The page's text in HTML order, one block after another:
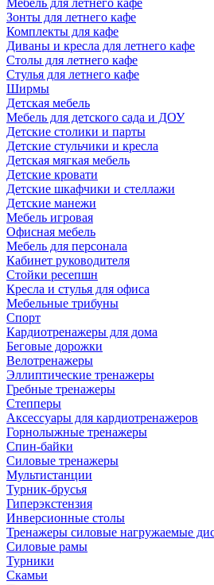
Мебель для летнего кафе
Зонты для летнего кафе
Комплекты для кафе
Диваны и кресла для летнего кафе
Столы для летнего кафе
Стулья для летнего кафе
Ширмы
Детская мебель
Мебель для детского сада и ДОУ
Детские столики и парты
Детские стульчики и кресла
Детская мягкая мебель
Детские кровати
Детские шкафчики и стеллажи
Детские манежи
Мебель игровая
Офисная мебель
Мебель для персонала
Кабинет руководителя
Стойки ресепшн
Кресла и стулья для офиса
Мебельные трибуны
Спорт
Кардиотренажеры для дома
Беговые дорожки
Велотренажеры
Эллиптические тренажеры
Гребные тренажеры
Степперы
Аксессуары для кардиотренажеров
Горнолыжные тренажеры
Спин-байки
Силовые тренажеры
Мультистанции
Турник-брусья
Гиперэкстензия
Инверсионные столы
Тренажеры силовые нагружаемые
Силовые рамы
Турники
Скамьи